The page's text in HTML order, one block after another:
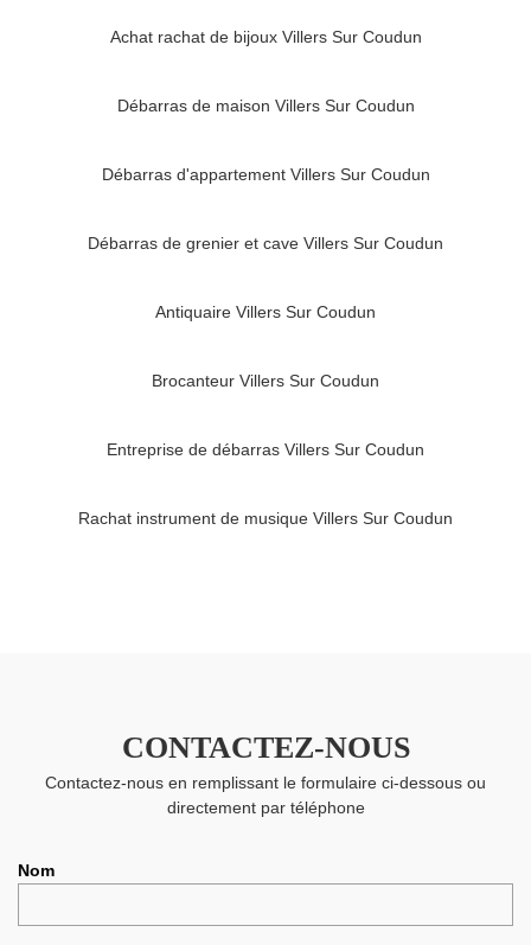
Achat rachat de bijoux Villers Sur Coudun
Débarras de maison Villers Sur Coudun
Débarras d'appartement Villers Sur Coudun
Débarras de grenier et cave Villers Sur Coudun
Antiquaire Villers Sur Coudun
Brocanteur Villers Sur Coudun
Entreprise de débarras Villers Sur Coudun
Rachat instrument de musique Villers Sur Coudun
CONTACTEZ-NOUS
Contactez-nous en remplissant le formulaire ci-dessous ou
directement par téléphone
Nom